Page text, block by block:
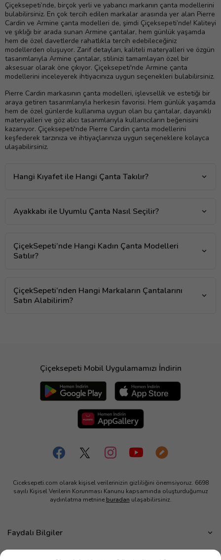
Çiçeksepeti’nde, birçok yerli ve yabancı markanın çanta modellerini
bulabilirsiniz. En çok tercih edilen markalar arasında yer alan Pierre
Cardin ve Armine çanta modelleri de, şimdi Çiçeksepeti’nde! Kaliteyi
ve şıklığı bir arada sunan Armine çantalar, hem günlük yaşamda
hem de özel davetlerde rahatlıkla tercih edebileceğiniz
modellerden oluşuyor. Zarif detayları, kaliteli materyalleri ve özgün
tasarımlarıyla Armine çantalar, stilinizi tamamlayan özel bir
aksesuar olarak öne çıkıyor. Çiçeksepeti'nde Armine çanta
modellerini inceleyerek ihtiyacınıza uygun seçenekleri bulabilirsiniz.
Pierre Cardin markasının çanta modelleri, işlevsellik ve estetiği bir
araya getiren tasarımlarıyla herkesin favorisi. Hem günlük yaşamda
hem de özel günlerde kullanıma uygun olan bu çantalar, dayanıklı
materyalleri ve göz alıcı tasarımlarıyla kullanıcıların beğenisini
kazanıyor. Çiçeksepeti'nde Pierre Cardin çanta modellerini
keşfederek tarzınıza ve ihtiyaçlarınıza uygun seçeneklere kolayca
ulaşabilirsiniz.
Hangi Kıyafet ile Hangi Çanta Takılır?
Ayakkabı ile Uyumlu Çanta Nasıl Seçilir?
ÇiçekSepeti’nde Hangi Kadın Çanta Modelleri
Satılır?
ÇiçekSepeti’nden Hangi Markaların Çantalarını
Satın Alabilirim?
Çiçeksepeti Mobil Uygulamamızı İndirin
Ciceksepeti.com olarak kişisel verilerinizin gizliliğini önemsiyoruz. 6698
sayılı Kişisel Verilerin Korunması Kanunu kapsamında oluşturduğumuz
aydınlatma metnine buradan ulaşabilirsiniz.
Faydalı Bilgiler
Çiçek Bakımı